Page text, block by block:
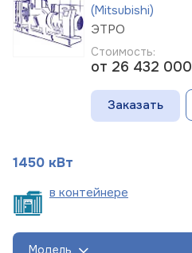
(Mitsubishi)
ЭТРО
Стоимость:
от 26 432 000
Заказать
1450 кВт
в контейнере
Модель